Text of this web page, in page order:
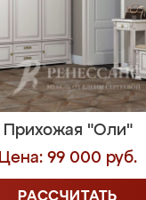
Прихожая "Оли"
Цена: 99 000 руб.